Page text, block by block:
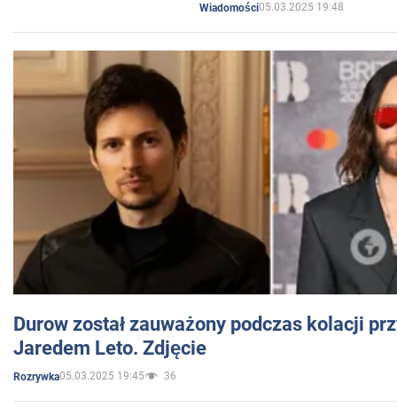
Wiadomości05.03.2025 19:48
Durow został zauważony podczas kolacji
Jaredem Leto. Zdjęcie
Rozrywka05.03.2025 19:45 36